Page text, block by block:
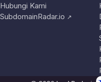
Hubungi Kami
SubdomainRadar.io ↗